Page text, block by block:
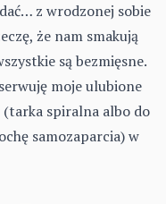
z wrodzonej sobie
że nam smakują
są bezmięsne.
moje ulubione
spiralna albo do
samozaparcia) w